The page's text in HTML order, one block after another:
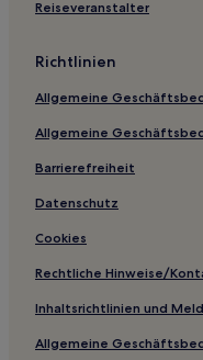
Kilgetty Hotels
Tenby Hotels
Treffgarne Hotels
Whitchurch Hotels
Saundersfoot Hotels
Hotels nahe Raul
Walwyn's Castle Hotels
Hotels nahe Manor
Stepaside Hotels
Reiseveranstalter
Richtlinien
Allgemeine
Allgemeine
Barrierefreiheit
Datenschutz
Cookies
Rechtliche Hinweise/
Inhaltsrichtlinien und
Allgemeine